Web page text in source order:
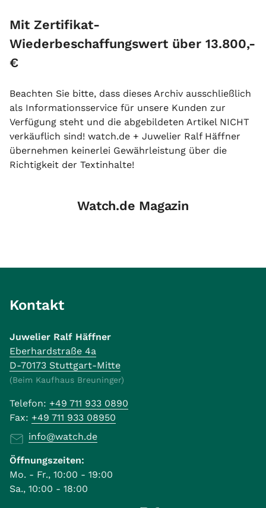
Mit Zertifikat-
Wiederbeschaffungswert über 13.800,-
€
Beachten Sie bitte, dass dieses Archiv ausschließlich
als Informationsservice für unsere Kunden zur
Verfügung steht und die abgebildeten Artikel NICHT
verkäuflich sind! watch.de + Juwelier Ralf Häffner
übernehmen keinerlei Gewährleistung über die
Richtigkeit der Textinhalte!
Watch.de Magazin
Kontakt
Juwelier Ralf Häffner
Eberhardstraße 4a
D-70173 Stuttgart-Mitte
(Beim Kaufhaus Breuninger)
Telefon: +49 711 933 0890
Fax: +49 711 933 08950
info@watch.de
Öffnungszeiten:
Mo. - Fr., 10:00 - 19:00
Sa., 10:00 - 18:00